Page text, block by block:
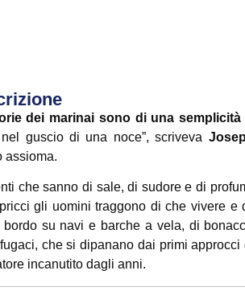
dei marinai sono di una semplicità
guscio di una noce”, scriveva
assioma.
che sanno di sale, di sudore e di
gli uomini traggono di che vivere
su navi e barche a vela, di
che si dipanano dai primi
incanutito dagli anni.